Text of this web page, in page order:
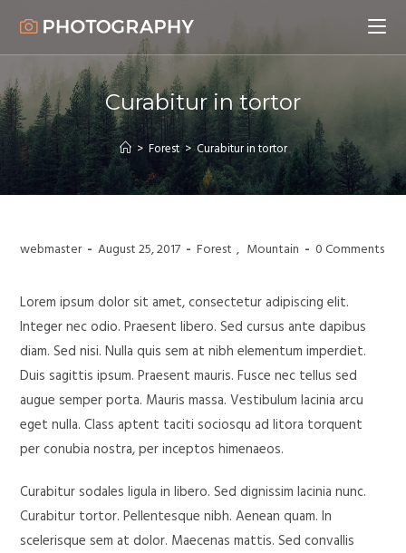
Curabitur in tortor
> Forest > Curabitur in tortor
webmaster August 25, 2017 Forest , Mountain 0 Comments
Lorem ipsum dolor sit amet, consectetur adipiscing elit.
Integer nec odio. Praesent libero. Sed cursus ante dapibus
diam. Sed nisi. Nulla quis sem at nibh elementum imperdiet.
Duis sagittis ipsum. Praesent mauris. Fusce nec tellus sed
augue semper porta. Mauris massa. Vestibulum lacinia arcu
eget nulla. Class aptent taciti sociosqu ad litora torquent
per conubia nostra, per inceptos himenaeos.
Curabitur sodales ligula in libero. Sed dignissim lacinia nunc.
Curabitur tortor. Pellentesque nibh. Aenean quam. In
scelerisque sem at dolor. Maecenas mattis. Sed convallis